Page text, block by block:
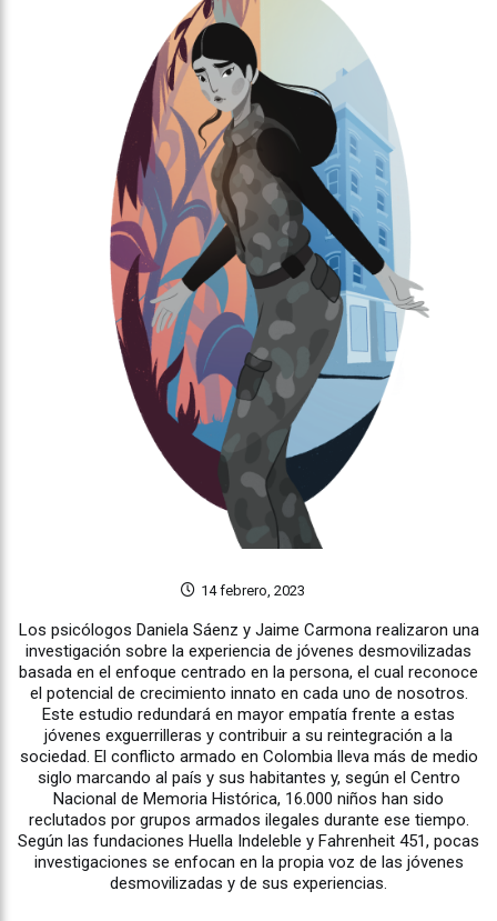
14 febrero, 2023
Los psicólogos Daniela Sáenz y Jaime Carmona realizaron una
investigación sobre la experiencia de jóvenes desmovilizadas
basada en el enfoque centrado en la persona, el cual reconoce
el potencial de crecimiento innato en cada uno de nosotros.
Este estudio redundará en mayor empatía frente a estas
jóvenes exguerrilleras y contribuir a su reintegración a la
sociedad. El conflicto armado en Colombia lleva más de medio
siglo marcando al país y sus habitantes y, según el Centro
Nacional de Memoria Histórica, 16.000 niños han sido
reclutados por grupos armados ilegales durante ese tiempo.
Según las fundaciones Huella Indeleble y Fahrenheit 451, pocas
investigaciones se enfocan en la propia voz de las jóvenes
desmovilizadas y de sus experiencias.